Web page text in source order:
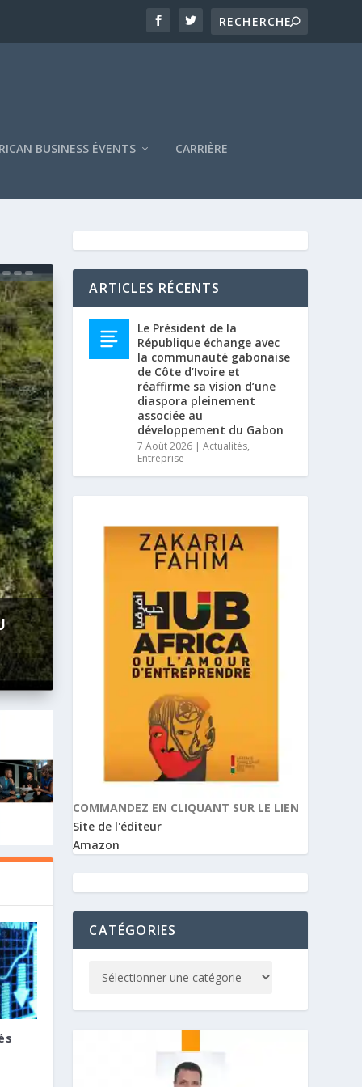
BUSINESS ÉVENTS CARRIÈRE
ARTICLES RÉCENTS
Le Président de la
République échange avec
la communauté gabonaise
de Côte d’Ivoire et
réaffirme sa vision d’une
diaspora pleinement
associée au
développement du Gabon
7 Août 2026 |Actualités,
Entreprise
COMMANDEZ EN CLIQUANT SUR LE LIEN
Site de l'éditeur
Amazon
CATÉGORIES